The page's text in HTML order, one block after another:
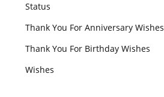
Status
Thank You For Anniversary Wishes
Thank You For Birthday Wishes
Wishes